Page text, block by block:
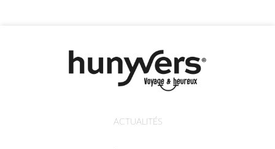
ACTUALITÉS